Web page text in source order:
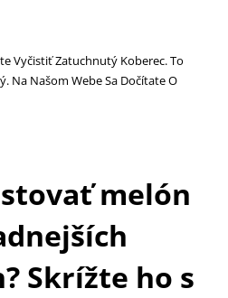
Vyčistiť Zatuchnutý Koberec. To
Na Našom Webe Sa Dočítate O
melón
Skrížte ho s